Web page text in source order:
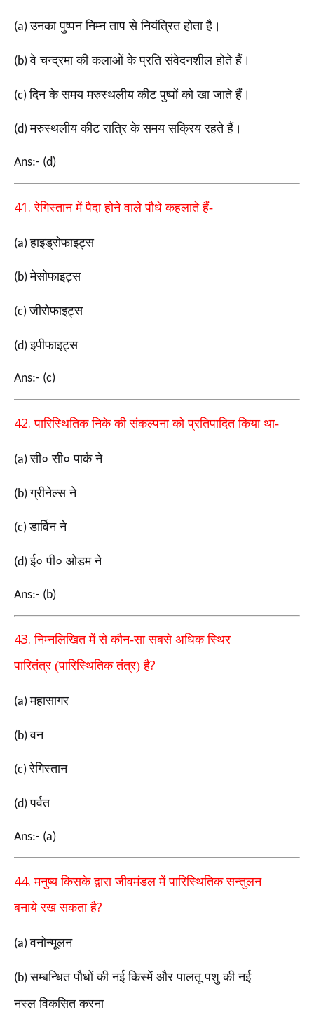
(a)उनका पुष्पन निम्न ताप से नियंत्रित होता है।
(b)वे चन्द्रमा की कलाओं के प्रति संवेदनशील होते हैं।
(c)दिन के समय मरुस्थलीय कीट पुष्पों को खा जाते हैं।
(d)मरुस्थलीय कीट रात्रि के समय सक्रिय रहते हैं।
Ans:- (d)
41.रेगिस्तान में पैदा होने वाले पौधे कहलाते हैं-
(a)हाइड्रोफाइट्स
(b)मेसोफाइट्स
(c)जीरोफाइट्स
(d)इपीफाइट्स
Ans:- (c)
42.पारिस्थितिक निके की संकल्पना को प्रतिपादित किया था-
(a)सी० सी० पार्क ने
(b)ग्रीनेल्स ने
(c)डार्विन ने
(d)ई० पी० ओडम ने
Ans:- (b)
43.निम्नलिखित में से कौन-सा सबसे अधिक स्थिर
पारितंत्र (पारिस्थितिक तंत्र) है?
(a)महासागर
(b)वन
(c)रेगिस्तान
(d)पर्वत
Ans:- (a)
44.मनुष्य किसके द्वारा जीवमंडल में पारिस्थितिक सन्तुलन
बनाये रख सकता है?
(a)वनोन्मूलन
(b)सम्बन्धित पौधों की नई किस्में और पालतू पशु की नई
नस्ल विकसित करना